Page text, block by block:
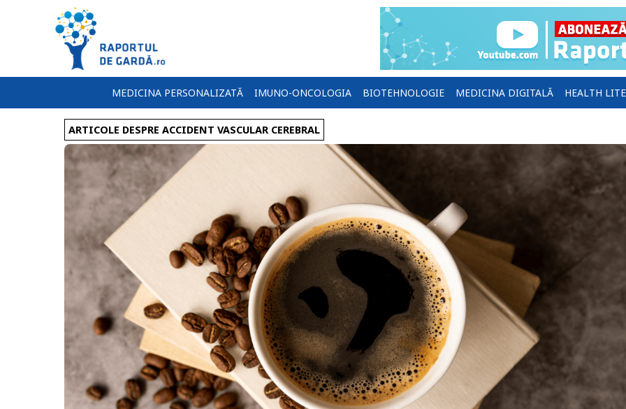
MEDICINA PERSONALIZATĂ IMUNO-ONCOLOGIA BIOTEHNOLOGIE MEDICINA DIGITALĂ HEALTH
ARTICOLE DESPRE ACCIDENT VASCULAR CEREBRAL